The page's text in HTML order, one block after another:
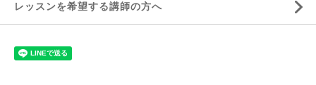
レッスンを希望する講師の方へ